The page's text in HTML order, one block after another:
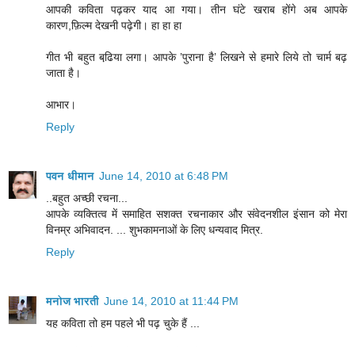
आपकी कविता पढ़कर याद आ गया। तीन घंटे खराब होंगे अब आपके
कारण,फ़िल्म देखनी पढ़ेगी। हा हा हा
गीत भी बहुत बढि़या लगा। आपके ’पुराना है’ लिखने से हमारे लिये तो चार्म बढ़
जाता है।
आभार।
Reply
पवन धीमान June 14, 2010 at 6:48 PM
..बहुत अच्छी रचना...
आपके व्यक्तित्व में समाहित सशक्त रचनाकार और संवेदनशील इंसान को मेरा
विनम्र अभिवादन. ... शुभकामनाओं के लिए धन्यवाद मित्र.
Reply
मनोज भारती June 14, 2010 at 11:44 PM
यह कविता तो हम पहले भी पढ़ चुके हैं ...